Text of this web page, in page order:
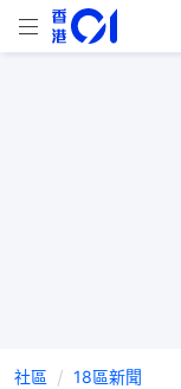
社區 18區新聞